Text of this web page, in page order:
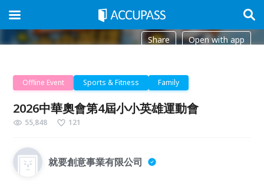
Share Open with app
Offline Event Sports & Fitness Family
2026中華奧會第4屆小小英雄運動會
55,848 121
就要創意事業有限公司